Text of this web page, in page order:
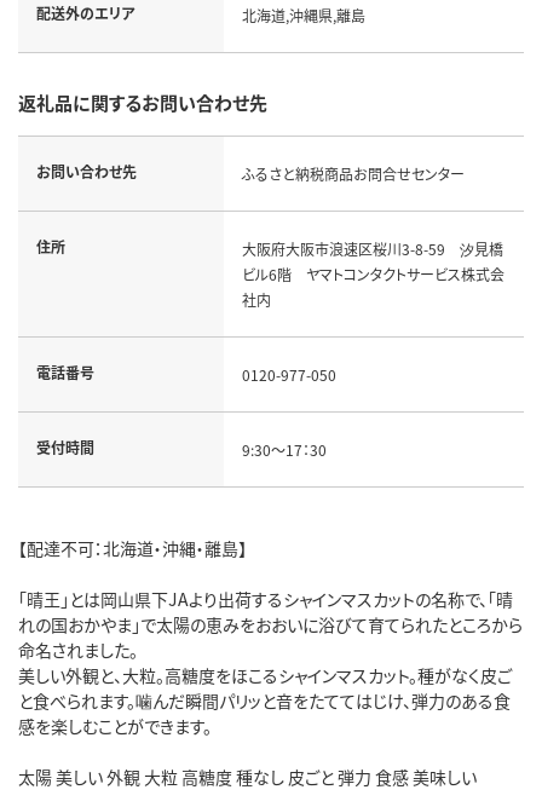
配送外のエリア 北海道,沖縄県,離島
返礼品に関するお問い合わせ先
お問い合わせ先 ふるさと納税商品お問合せセンター
住所
大阪府大阪市浪速区桜川3-8-59 汐見橋
ビル6階 ヤマトコンタクトサービス株式会
社内
電話番号 0120-977-050
受付時間 9:30～17：30
【配達不可：北海道・沖縄・離島】
「晴王」とは岡山県下JAより出荷するシャインマスカットの名称で、「晴
れの国おかやま」で太陽の恵みをおおいに浴びて育てられたところから
命名されました。
美しい外観と、大粒。高糖度をほこるシャインマスカット。種がなく皮ご
と食べられます。噛んだ瞬間パリッと音をたててはじけ、弾力のある食
感を楽しむことができます。
太陽 美しい 外観 大粒 高糖度 種なし 皮ごと 弾力 食感 美味しい